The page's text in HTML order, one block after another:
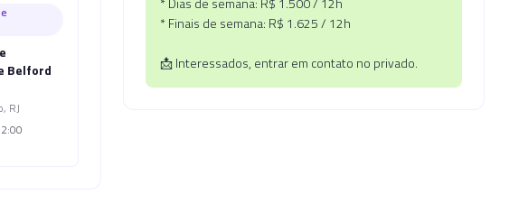
Belford
, RJ
* Finais de semana: R$ 1.625 / 12h
📩 Interessados, entrar em contato no privado.